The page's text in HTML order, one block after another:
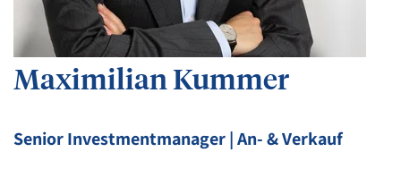
Maximilian Kummer
Senior Investmentmanager | An- & Verkauf